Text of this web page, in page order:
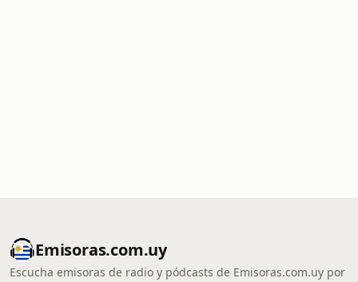
Emisoras.com.uy
Escucha emisoras de radio y pódcasts de Emisoras.com.uy por